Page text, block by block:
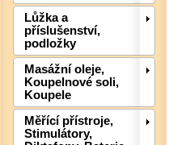
Lůžka a
příslušenství,
podložky
Masážní oleje,
Koupelnové soli,
Koupele
Měřící přístroje,
Stimulátory,